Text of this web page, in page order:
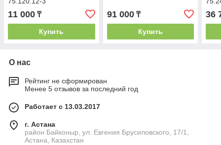
11 000 ₸
Купить
91 000₸
Купить
36
О нас
Рейтинг не сформирован
Менее 5 отзывов за последний год
Работает с 13.03.2017
г. Астана
район Байконыр, ул. Евгения Брусиловского, 17/1,
Астана, Казахстан